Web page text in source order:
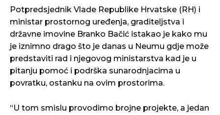
Potpredsjednik Vlade Republike Hrvatske (RH) i
ministar prostornog uređenja, graditeljstva i
državne imovine Branko Bačić istakao je kako mu
je iznimno drago što je danas u Neumu gdje može
predstaviti rad i njegovog ministarstva kad je u
pitanju pomoć i podrška sunarodnjacima u
povratku, ostanku na ovim prostorima.
“U tom smislu provodimo brojne projekte, a jedan